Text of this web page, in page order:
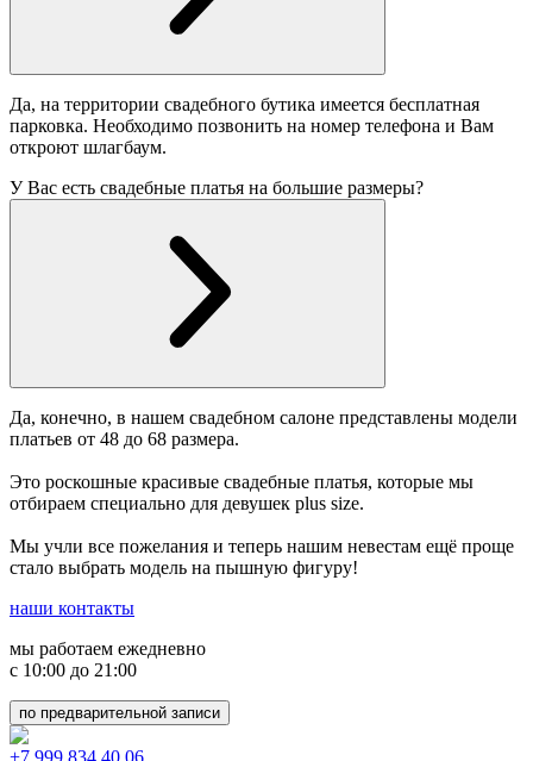
Да, на территории свадебного бутика имеется бесплатная
парковка. Необходимо позвонить на номер телефона и Вам
откроют шлагбаум.
У Вас есть свадебные платья на большие размеры?
Да, конечно, в нашем свадебном салоне представлены модели
платьев от 48 до 68 размера.
Это роскошные красивые свадебные платья, которые мы
отбираем специально для девушек plus size.
Мы учли все пожелания и теперь нашим невестам ещё проще
стало выбрать модель на пышную фигуру!
наши контакты
мы работаем ежедневно
с 10:00 до 21:00
по предварительной записи
+7 999 834 40 06